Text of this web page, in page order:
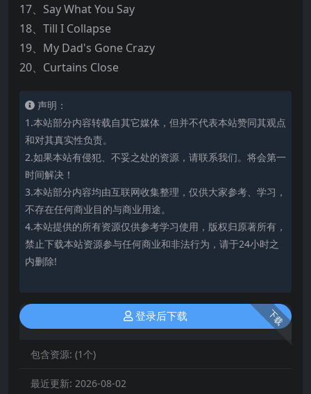
17、Say What You Say
18、Till I Collapse
19、My Dad's Gone Crazy
20、Curtains Close
声明：
1.本站部分内容转载自其它媒体，但并不代表本站赞同其观点
和对其真实性负责。
2.如果本站有侵犯、不妥之处的资源，请联系我们。将会第一
时间解决！
3.本站部分内容均由互联网收集整理，仅供大家参考、学习，
不存在任何商业目的与商业用途。
4.本站提供的所有资源仅供参考学习使用，版权归原著所有，
禁止下载本站资源参与任何商业和非法行为，请于24小时之
内删除!
下载
登录后下载
包含资源: (1个)
最近更新: 2026-08-02